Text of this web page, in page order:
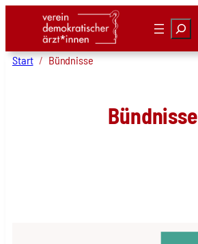
springen
Suchen
Start Bündnisse
Bündnisse